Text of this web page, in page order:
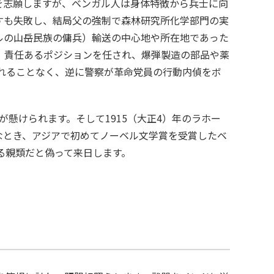
願しますが、ベンガル人は身体特徴から兵士に向
失敗し、結局父の強制で森林研究所化学部門の実
山岳民族の傭兵）輸送の中心地や所在地であった
任あるポジションを任され、爆弾製造の部品や薬
ことなく、逆に警察が革命党員の行動内偵をボ
けられます。そして1915（大正4）年のラホー
き、アジアで初めてノーベル文学賞を受賞したベ
類だと偽って来日します。